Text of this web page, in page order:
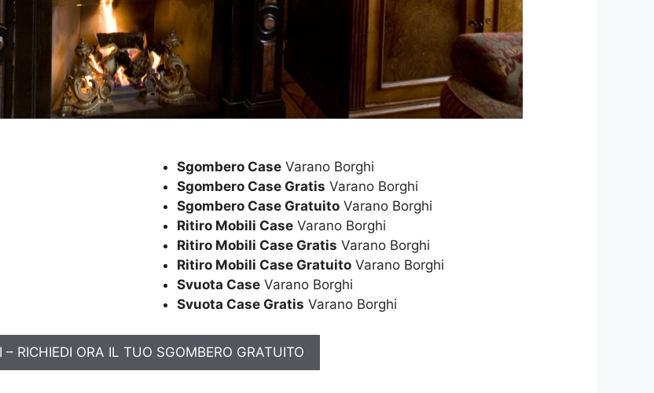
Sgombero Case Varano Borghi
Sgombero Case Gratis Varano Borghi
Sgombero Case Gratuito Varano Borghi
Ritiro Mobili Case Varano Borghi
Ritiro Mobili Case Gratis Varano Borghi
Ritiro Mobili Case Gratuito Varano Borghi
Svuota Case Varano Borghi
Svuota Case Gratis Varano Borghi
– RICHIEDI ORA IL TUO SGOMBERO GRATUITO